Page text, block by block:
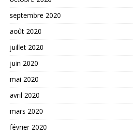
septembre 2020
août 2020
juillet 2020
juin 2020
mai 2020
avril 2020
mars 2020
février 2020